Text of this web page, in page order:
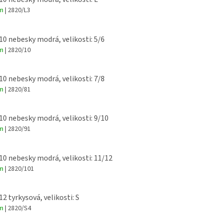
| 2820/L3
nebesky modrá, velikosti: 5/6
| 2820/10
nebesky modrá, velikosti: 7/8
| 2820/81
nebesky modrá, velikosti: 9/10
| 2820/91
nebesky modrá, velikosti: 11/12
| 2820/101
tyrkysová, velikosti: S
| 2820/S4